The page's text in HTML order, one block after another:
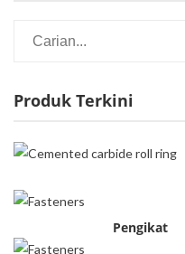
Produk Terkini
Pengikat